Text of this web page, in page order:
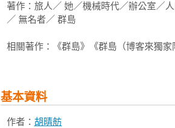
連鎖店在台北，窗明几淨，物美價廉，
「對啊，我是導演。」
著作：旅人／ 她／機械時代／辦公室／
／ 無名者／ 群島
相關著作：《群島》《群島（博客來獨
基本資料
作者： 胡晴舫